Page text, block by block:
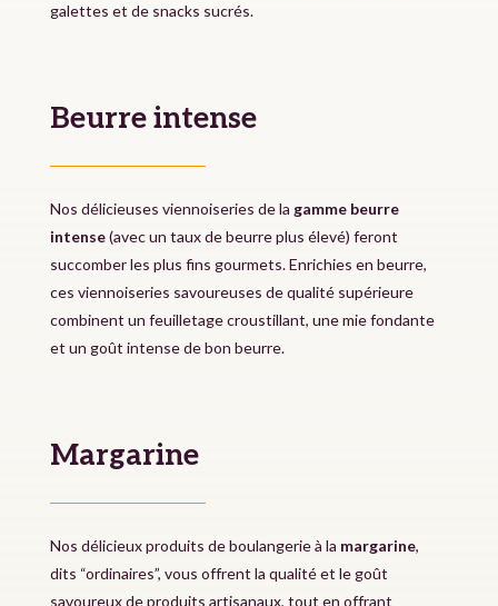
galettes et de snacks sucrés.
Beurre intense
Nos délicieuses viennoiseries de la gamme beurre
intense(avec un taux de beurre plus élevé) feront
succomber les plus fins gourmets. Enrichies en beurre,
ces viennoiseries savoureuses de qualité supérieure
combinent un feuilletage croustillant, une mie fondante
et un goût intense de bon beurre.
Margarine
Nos délicieux produits de boulangerie à la margarine,
dits “ordinaires”, vous offrent la qualité et le goût
savoureux de produits artisanaux, tout en offrant